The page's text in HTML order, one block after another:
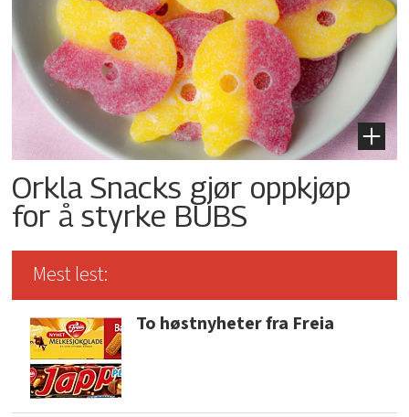
Orkla Snacks gjør oppkjøp
for å styrke BUBS
Mest lest:
To høstnyheter fra Freia